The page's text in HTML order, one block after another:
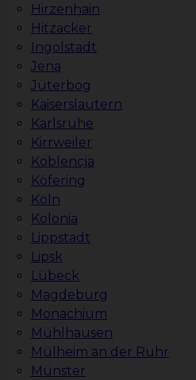
Hirzenhain
Hitzacker
Ingolstadt
Jena
Jüterbog
Kaiserslautern
Karlsruhe
Kirrweiler
Koblencja
Köfering
Köln
Kolonia
Lippstadt
Lipsk
Lübeck
Magdeburg
Monachium
Mühlhausen
Mülheim an der Ruhr
Münster